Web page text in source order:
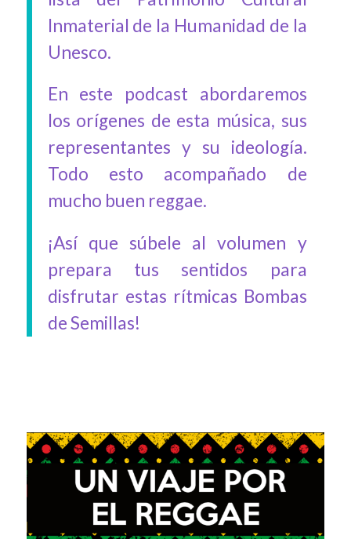
Inmaterial de la Humanidad de la
Unesco.
En este podcast abordaremos
los orígenes de esta música, sus
representantes y su ideología.
Todo esto acompañado de
mucho buen reggae.
¡Así que súbele al volumen y
prepara tus sentidos para
disfrutar estas rítmicas Bombas
de Semillas!